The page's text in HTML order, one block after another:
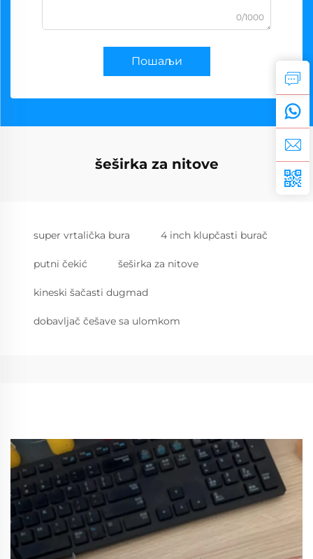
0/1000
Пошаљи
šeširka za nitove
super vrtalička bura 4 inch klupčasti burač
putni čekić šeširka za nitove
kineski šačasti dugmad
dobavljač češave sa ulomkom